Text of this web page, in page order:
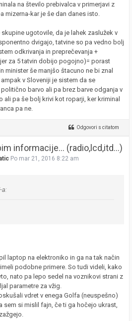
na število prebivalca v primerjavi z
mizerna-kar je še dan danes isto.
ugotovile, da je lahek zaslužek v
dvigajo, tatvine so pa vedno bolj
odkrivanja in preprečevanja +
za 5 tatvin dobijo pogojno)= porast
minister še manjšo štacuno ne bi znal
v Sloveniji je sistem da se
barvo ali pa brez barve odganja v
ali pa še bolj krivi kot roparji, ker kriminal
pa ne.
Odgovori s citatom
informacije... (radio,lcd,itd...)
Po mar 21, 2016 8:22 am
a:
laptop na elektroniko in ga na tak način
podobne primere. So tudi videli, kako
nato pa lepo sedel na voznikovi strani z
parametre za vžig.
vdret v enega Golfa (neuspešno)
sem si mislil fajn, če ti ga hočejo ukrast,